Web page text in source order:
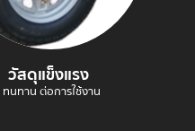
วัสดุแข็งแรง
ทนทาน ต่อการใช้งาน